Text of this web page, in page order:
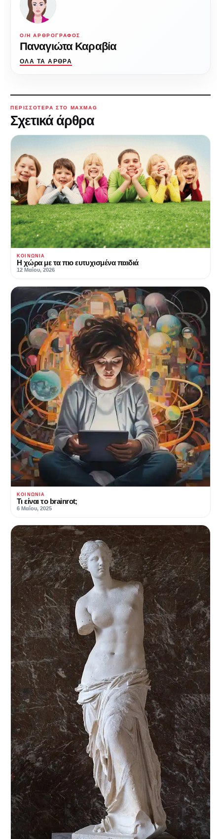
Ο/Η ΑΡΘΡΟΓΡΆΦΟΣ
Παναγιώτα Καραβία
ΌΛΑ ΤΑ ΆΡΘΡΑ
ΠΕΡΙΣΣΌΤΕΡΑ ΣΤΟ MAXMAG
Σχετικά άρθρα
ΚΟΙΝΩΝΊΑ
Η χώρα με τα πιο ευτυχισμένα παιδιά
12 Μαΐου, 2026
ΚΟΙΝΩΝΊΑ
Τι είναι το brainrot;
6 Μαΐου, 2025